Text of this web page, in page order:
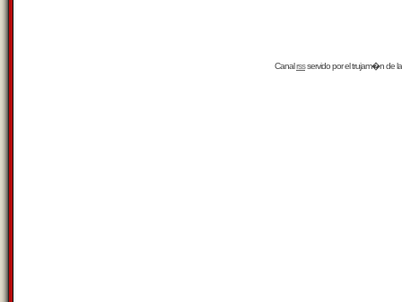
Canalrssservido por eltrujam�nde